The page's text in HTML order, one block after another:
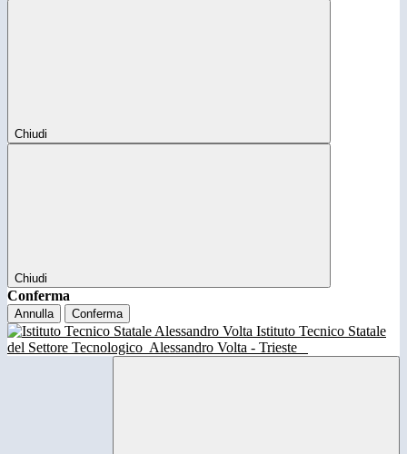
Chiudi
Chiudi
Conferma
Annulla Conferma
Istituto Tecnico Statale
del Settore Tecnologico Alessandro Volta - Trieste